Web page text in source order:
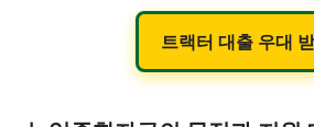
트랙터 대출 우대